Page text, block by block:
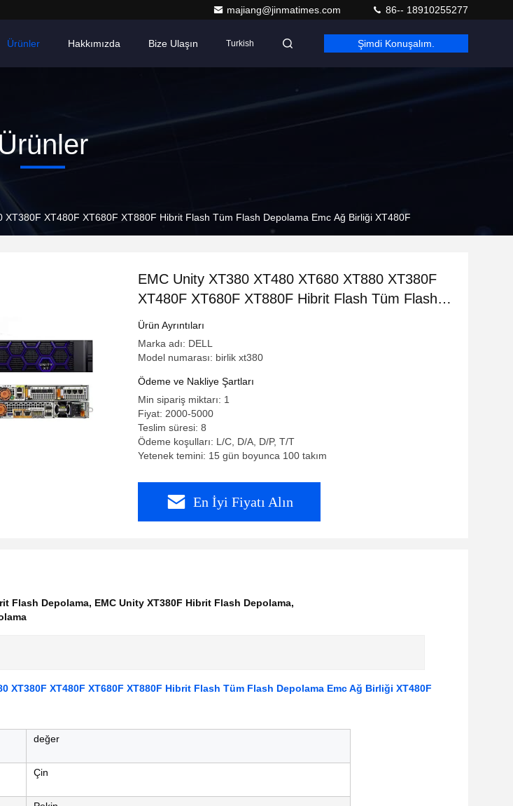
majiang@jinmatimes.com 86-- 18910255277
Ürünler Hakkımızda Bize Ulaşın Turkish Şimdi Konuşalım.
Ürünler
XT380F XT480F XT680F XT880F Hibrit Flash Tüm Flash Depolama Emc Ağ Birliği XT480F
EMC Unity XT380 XT480 XT680 XT880 XT380F
XT480F XT680F XT880F Hibrit Flash Tüm Flash
Depolama Emc Ağ Birliği XT480F
Ürün Ayrıntıları
Marka adı: DELL
Model numarası: birlik xt380
Ödeme ve Nakliye Şartları
Min sipariş miktarı: 1
Fiyat: 2000-5000
Teslim süresi: 8
Ödeme koşulları: L/C, D/A, D/P, T/T
Yetenek temini: 15 gün boyunca 100 takım
En İyi Fiyatı Alın
Flash Depolama, EMC Unity XT380F Hibrit Flash Depolama,
XT380F XT480F XT680F XT880F Hibrit Flash Tüm Flash Depolama Emc Ağ Birliği XT480F
değer
Çin